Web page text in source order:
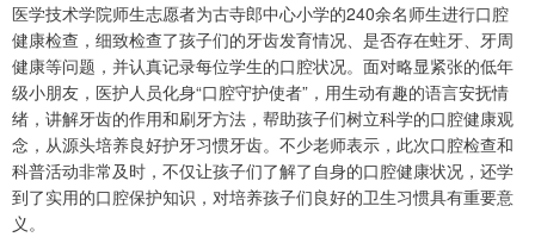
医学技术学院师生志愿者为古寺郎中心小学的240余名师生进行口腔
健康检查，细致检查了孩子们的牙齿发育情况、是否存在蛀牙、牙周
健康等问题，并认真记录每位学生的口腔状况。面对略显紧张的低年
级小朋友，医护人员化身“口腔守护使者”，用生动有趣的语言安抚情
绪，讲解牙齿的作用和刷牙方法，帮助孩子们树立科学的口腔健康观
念，从源头培养良好护牙习惯牙齿。不少老师表示，此次口腔检查和
科普活动非常及时，不仅让孩子们了解了自身的口腔健康状况，还学
到了实用的口腔保护知识，对培养孩子们良好的卫生习惯具有重要意
义。